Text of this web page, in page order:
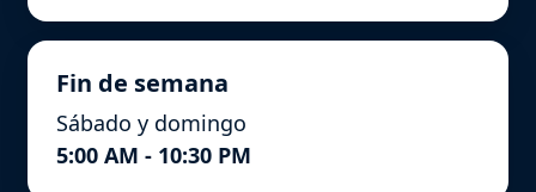
Fin de semana
Sábado y domingo
5:00 AM - 10:30 PM